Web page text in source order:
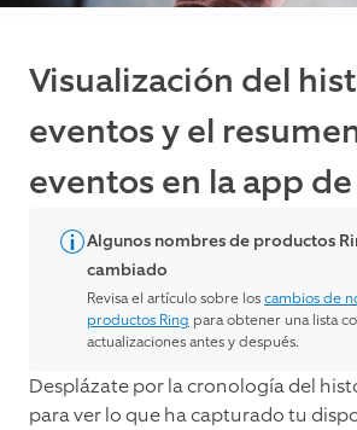
Visualización del
eventos y el
eventos en la app
Algunos nombres de productos
cambiado
Revisa el artículo sobre loscambios de
productos Ring para obtener una lista
actualizaciones antes y después.
Desplázate por la cronología del
para ver lo que ha capturado tu